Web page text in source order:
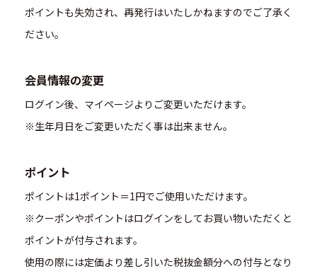
ポイントも失効され、再発行はいたしかねますのでご了承く
ださい。
会員情報の変更
ログイン後、マイページよりご変更いただけます。
※生年月日をご変更いただく事は出来ません。
ポイント
ポイントは1ポイント＝1円でご使用いただけます。
※クーポンやポイントはログインをしてお買い物いただくと
ポイントが付与されます。
使用の際には定価より差し引いた税抜金額分への付与となり